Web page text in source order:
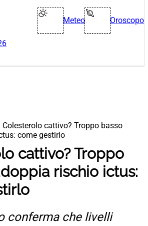
Meteo Oroscopo
Colesterolo cattivo? Troppo basso
come gestirlo
cattivo? Troppo
rischio ictus:
conferma che livelli